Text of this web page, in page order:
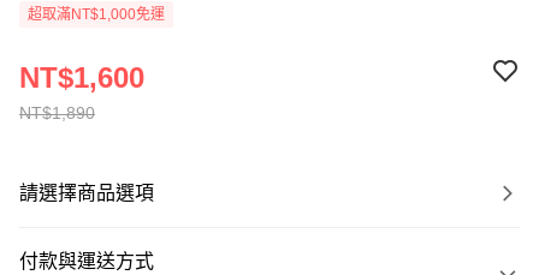
超取滿NT$1,000免運
NT$1,890
NT$1,600
請選擇商品選項
付款與運送方式